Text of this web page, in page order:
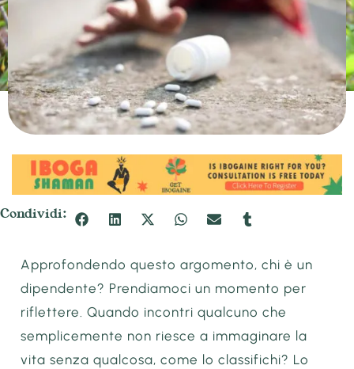
Condividi:
Approfondendo questo argomento, chi è un
dipendente? Prendiamoci un momento per
riflettere. Quando incontri qualcuno che
semplicemente non riesce a immaginare la
vita senza qualcosa, come lo classifichi? Lo